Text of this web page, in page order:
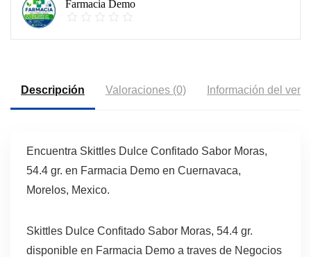
Farmacia Demo
Descripción Valoraciones (0) Información del
Encuentra Skittles Dulce Confitado Sabor Moras,
54.4 gr. en Farmacia Demo en Cuernavaca,
Morelos, Mexico.
Skittles Dulce Confitado Sabor Moras, 54.4 gr.
disponible en Farmacia Demo a traves de Negocios